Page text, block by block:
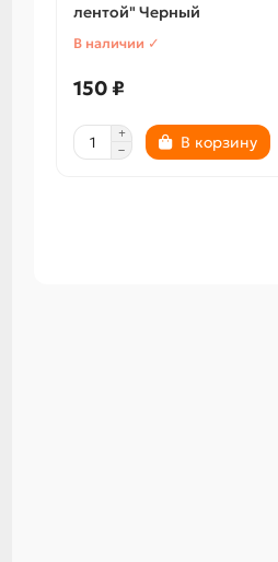
лентой" Черный
В наличии ✓
150 ₽
В корзину